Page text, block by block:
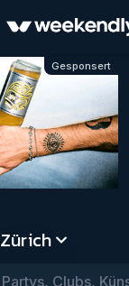
Gesponsert
Zürich
Datum